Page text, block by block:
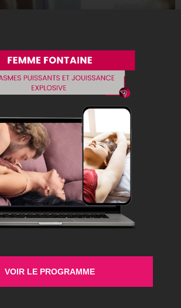
que seuls les hommes peuvent tout
l’amour à leurs partenaires.
faire l’amour n’est réservé aux
elles aussi peuvent être des
les devants pour donner du plaisir
À tort, beaucoup de femmes
savoir faire […]
VOIR LE PROGRAMME